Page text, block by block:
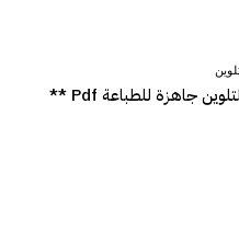
دفتر رسومات للتلوين جاهزة للطباعة Pdf **